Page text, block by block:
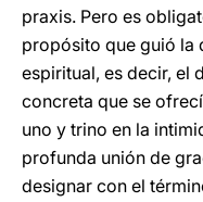
praxis. Pero es
propósito que guió la
espiritual, es decir, el
concreta que se
uno y trino en la
profunda unión de
designar con el